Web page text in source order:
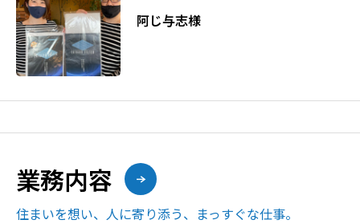
阿じ与志様
業務内容
住まいを想い、人に寄り添う、まっすぐな仕事。